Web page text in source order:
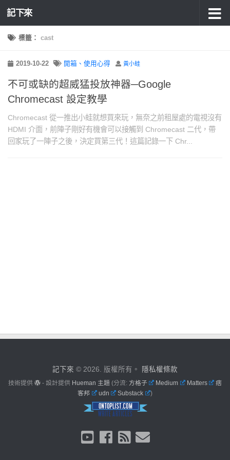
記下來
標籤： cast
2019-10-22 開箱、使用心得 黃小蛙
不可或缺的超威猛投放神器─Google
Chromecast 設定教學
Chromecast 從一推出小蛙就想買來玩，無奈之前租屋處的電視沒有
HDMI 介面，前陣子剛好有機會可以接觸到 Chromecast 二代，帶
回家玩了一陣子之後，決定買第三代！這篇記錄一下 Chr...
記下來 © 2026. 版權所有。 隱私權條款
技術提供 - 設計提供 Hueman 主題 (分流: 方格子 Medium Matters
痞
客邦
udn Substack )